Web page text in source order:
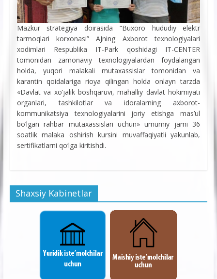
Mazkur strategiya doirasida “Buxoro hududiy elektr
tarmoqlari korxonasi” AJning Axborot texnologiyalari
xodimlari Respublika IT-Park qoshidagi IT-CENTER
tomonidan zamonaviy texnologiyalardan foydalangan
holda, yuqori malakali mutaxassislar tomonidan va
karantin qoidalariga rioya qilingan holda onlayn tarzda
«Davlat va xo’jalik boshqaruvi, mahalliy davlat hokimiyati
organlari, tashkilotlar va idoralarning axborot-
kommunikatsiya texnologiyalarini joriy etishga mas’ul
bo’lgan rahbar mutaxassislari uchun» umumiy jami 36
soatlik malaka oshirish kursini muvaffaqiyatli yakunlab,
sertifikatlarni qo‘lga kiritishdi.
Shaxsiy Kabinetlar